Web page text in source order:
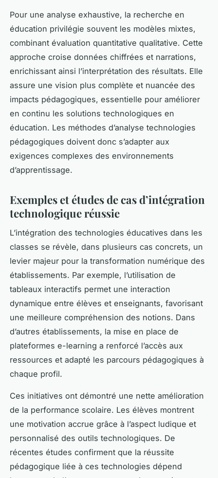
Pour une analyse exhaustive, la recherche en
éducation privilégie souvent les modèles mixtes,
combinant évaluation quantitative qualitative. Cette
approche croise données chiffrées et narrations,
enrichissant ainsi l’interprétation des résultats. Elle
assure une vision plus complète et nuancée des
impacts pédagogiques, essentielle pour améliorer
en continu les solutions technologiques en
éducation. Les méthodes d’analyse technologies
pédagogiques doivent donc s’adapter aux
exigences complexes des environnements
d’apprentissage.
Exemples et études de cas d’intégration
technologique réussie
L’intégration des technologies éducatives dans les
classes se révèle, dans plusieurs cas concrets, un
levier majeur pour la transformation numérique des
établissements. Par exemple, l’utilisation de
tableaux interactifs permet une interaction
dynamique entre élèves et enseignants, favorisant
une meilleure compréhension des notions. Dans
d’autres établissements, la mise en place de
plateformes e-learning a renforcé l’accès aux
ressources et adapté les parcours pédagogiques à
chaque profil.
Ces initiatives ont démontré une nette amélioration
de la performance scolaire. Les élèves montrent
une motivation accrue grâce à l’aspect ludique et
personnalisé des outils technologiques. De
récentes études confirment que la réussite
pédagogique liée à ces technologies dépend